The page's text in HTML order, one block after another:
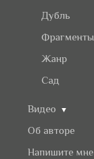
Дубль
Фрагменты
Жанр
Сад
Видео ▼
Об авторе
Напишите мне